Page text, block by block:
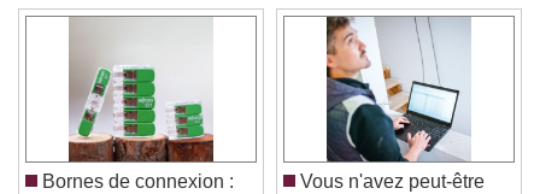
Video Player is loading.
Play Video
Play
Skip Backward
Skip Forward
Unmute